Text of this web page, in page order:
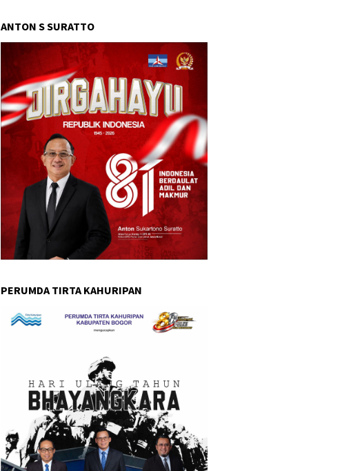
ANTON S SURATTO
PERUMDA TIRTA KAHURIPAN